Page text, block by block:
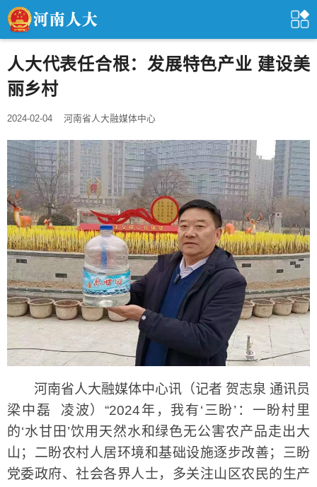
人大代表任合根：发展特色产业 建设美
丽乡村
2024-02-04 河南省人大融媒体中心
河南省人大融媒体中心讯（记者 贺志泉 通讯员
梁中磊 凌波）“2024年，我有‘三盼’：一盼村里
的‘水甘田’饮用天然水和绿色无公害农产品走出大
山；二盼农村人居环境和基础设施逐步改善；三盼
党委政府、社会各界人士，多关注山区农民的生产